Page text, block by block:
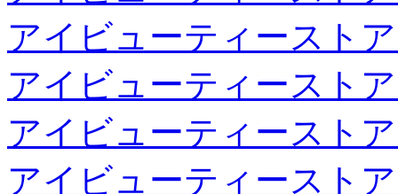
アイビューティースト
アイビューティースト
アイビューティースト
アイビューティースト